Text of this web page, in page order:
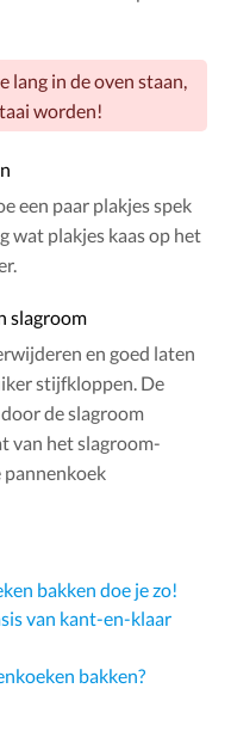
lang in de oven staan,
worden!
een paar plakjes spek
wat plakjes kaas op het
slagroom
en goed laten
stijfkloppen. De
de slagroom
van het slagroom-
pannenkoek
bakken doe je zo!
van kant-en-klaar
bakken?